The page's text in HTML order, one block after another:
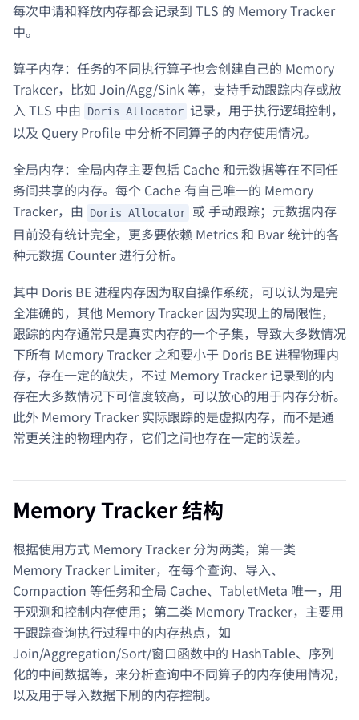
每次申请和释放内存都会记录到 TLS 的 Memory Tracker
中。
算子内存：任务的不同执行算子也会创建自己的 Memory
Trakcer，比如 Join/Agg/Sink 等，支持手动跟踪内存或放
入 TLS 中由
Doris Allocator 记录，用于执行逻辑控制，
以及 Query Profile 中分析不同算子的内存使用情况。
全局内存：全局内存主要包括 Cache 和元数据等在不同任
务间共享的内存。每个 Cache 有自己唯一的 Memory
Tracker，由
Doris Allocator 或 手动跟踪；元数据内存
目前没有统计完全，更多要依赖 Metrics 和 Bvar 统计的各
种元数据 Counter 进行分析。
其中 Doris BE 进程内存因为取自操作系统，可以认为是完
全准确的，其他 Memory Tracker 因为实现上的局限性，
跟踪的内存通常只是真实内存的一个子集，导致大多数情况
下所有 Memory Tracker 之和要小于 Doris BE 进程物理内
存，存在一定的缺失，不过 Memory Tracker 记录到的内
存在大多数情况下可信度较高，可以放心的用于内存分析。
此外 Memory Tracker 实际跟踪的是虚拟内存，而不是通
常更关注的物理内存，它们之间也存在一定的误差。
Memory Tracker 结构
根据使用方式 Memory Tracker 分为两类，第一类
Memory Tracker Limiter，在每个查询、导入、
Compaction 等任务和全局 Cache、TabletMeta 唯一，用
于观测和控制内存使用；第二类 Memory Tracker，主要用
于跟踪查询执行过程中的内存热点，如
Join/Aggregation/Sort/窗口函数中的 HashTable、序列
化的中间数据等，来分析查询中不同算子的内存使用情况，
以及用于导入数据下刷的内存控制。